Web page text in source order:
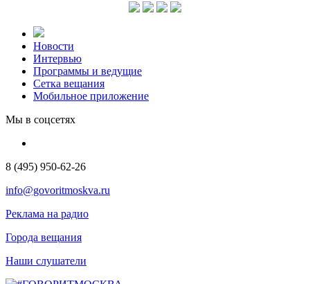
Новости
Интервью
Программы и ведущие
Сетка вещания
Мобильное приложение
Мы в соцсетях
8 (495) 950-62-26
info@govoritmoskva.ru
Реклама на радио
Города вещания
Наши слушатели